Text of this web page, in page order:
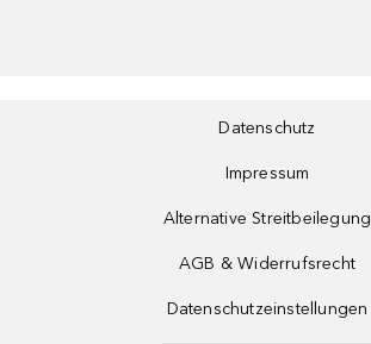
Datenschutz
Impressum
Alternative Streitbeilegung
AGB & Widerrufsrecht
Datenschutzeinstellungen